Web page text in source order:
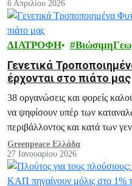
6 Απριλίου 2026
ΔΙΑΤΡΟΦΗ
Γενετικά
έρχονται στο πιάτο μας
38 οργανώσεις και φορείς
να ψηφίσουν υπέρ των
περιβάλλοντος και κατά των
οργανισμών (των νέων
Greenpeace Ελλάδα
27 Ιανουαρίου 2026